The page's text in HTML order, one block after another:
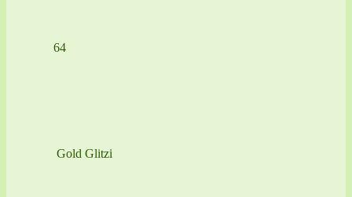
64
Gold Glitzi